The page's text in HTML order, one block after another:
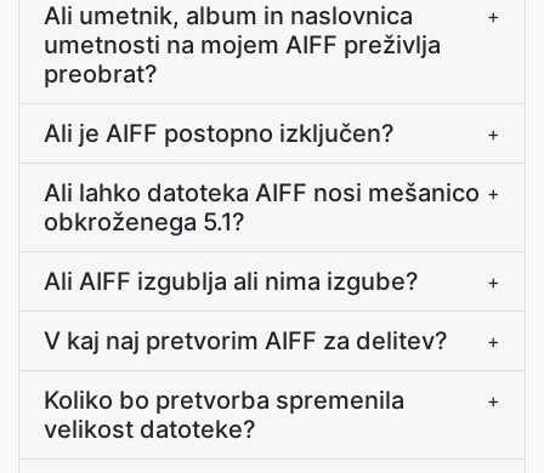
Ali umetnik, album in naslovnica
umetnosti na mojem AIFF preživlja
preobrat?
+
Ali je AIFF postopno izključen? +
Ali lahko datoteka AIFF nosi mešanico
obkroženega 5.1?
+
Ali AIFF izgublja ali nima izgube? +
V kaj naj pretvorim AIFF za delitev? +
Koliko bo pretvorba spremenila
velikost datoteke?
+